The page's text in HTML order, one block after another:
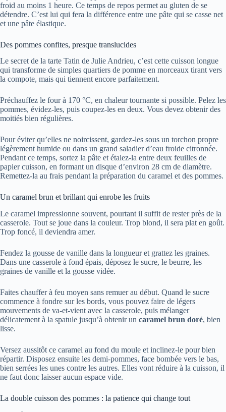
froid au moins 1 heure. Ce temps de repos permet au gluten de se
détendre. C’est lui qui fera la différence entre une pâte qui se casse net
et une pâte élastique.
Des pommes confites, presque translucides
Le secret de la tarte Tatin de Julie Andrieu, c’est cette cuisson longue
qui transforme de simples quartiers de pomme en morceaux tirant vers
la compote, mais qui tiennent encore parfaitement.
Préchauffez le four à 170 °C, en chaleur tournante si possible. Pelez les
pommes, évidez-les, puis coupez-les en deux. Vous devez obtenir des
moitiés bien régulières.
Pour éviter qu’elles ne noircissent, gardez-les sous un torchon propre
légèrement humide ou dans un grand saladier d’eau froide citronnée.
Pendant ce temps, sortez la pâte et étalez-la entre deux feuilles de
papier cuisson, en formant un disque d’environ 28 cm de diamètre.
Remettez-la au frais pendant la préparation du caramel et des pommes.
Un caramel brun et brillant qui enrobe les fruits
Le caramel impressionne souvent, pourtant il suffit de rester près de la
casserole. Tout se joue dans la couleur. Trop blond, il sera plat en goût.
Trop foncé, il deviendra amer.
Fendez la gousse de vanille dans la longueur et grattez les graines.
Dans une casserole à fond épais, déposez le sucre, le beurre, les
graines de vanille et la gousse vidée.
Faites chauffer à feu moyen sans remuer au début. Quand le sucre
commence à fondre sur les bords, vous pouvez faire de légers
mouvements de va-et-vient avec la casserole, puis mélanger
délicatement à la spatule jusqu’à obtenir un caramel brun doré, bien
lisse.
Versez aussitôt ce caramel au fond du moule et inclinez-le pour bien
répartir. Disposez ensuite les demi-pommes, face bombée vers le bas,
bien serrées les unes contre les autres. Elles vont réduire à la cuisson, il
ne faut donc laisser aucun espace vide.
La double cuisson des pommes : la patience qui change tout